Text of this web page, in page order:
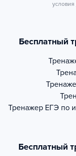
условия
Бесплатный
Тренажер ЕГЭ по
Бесплатный